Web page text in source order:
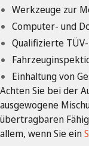
Werkzeuge zur
Computer- und
Qualifizierte
Einhaltung von
Achten Sie bei der
ausgewogene
übertragbaren
allem, wenn Sie ein